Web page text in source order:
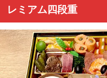
レミアム四段重